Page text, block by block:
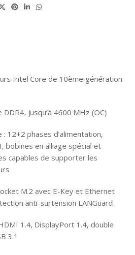
Intel Core de 10ème génération
jusqu’à 4600 MHz (OC)
12+2 phases d’alimentation,
bobines en alliage spécial et
capables de supporter les
M.2 avec E-Key et Ethernet
anti-surtension LANGuard
1.4, DisplayPort 1.4, double
3.1